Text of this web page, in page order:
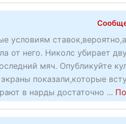
х
с
т
а
в
о
л
у
условиям
от него. Николс убирает
мяч. Опубликуйте
показали,которые
в нарды достаточно ...